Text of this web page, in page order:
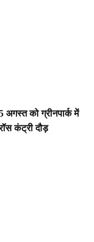
को ग्रीनपार्क में
कंट्री दौड़